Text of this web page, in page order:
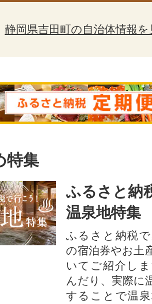
静岡県吉田町の自治体情報を
特集
ふるさと納
温泉地特集
ふるさと納税
の宿泊券やお土
いてご紹介し
んだり、実際に
することで温